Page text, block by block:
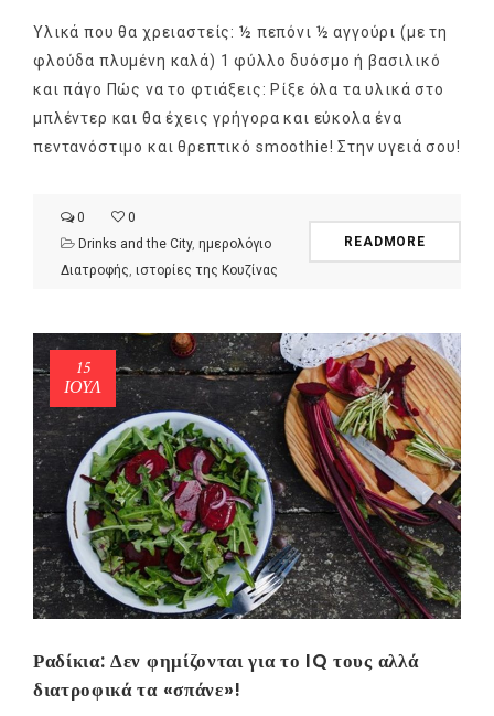
Υλικά που θα χρειαστείς: ½ πεπόνι ½ αγγούρι (με τη
φλούδα πλυμένη καλά) 1 φύλλο δυόσμο ή βασιλικό
και πάγο Πώς να το φτιάξεις: Ρίξε όλα τα υλικά στο
μπλέντερ και θα έχεις γρήγορα και εύκολα ένα
πεντανόστιμο και θρεπτικό smoothie! Στην υγειά σου!
0
0
Drinks and the City, ημερολόγιο
Διατροφής, ιστορίες της Κουζίνας
READMORE
15
ΙΟΎΛ
Ραδίκια: Δεν φημίζονται για το IQ τους αλλά
διατροφικά τα «σπάνε»!